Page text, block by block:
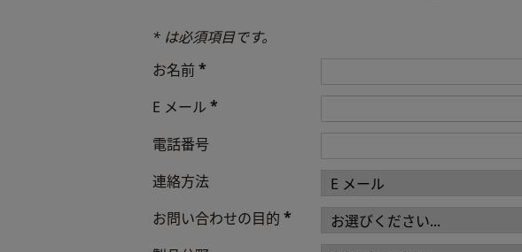
* は必須項目です。
お名前 *
E メール *
電話番号
連絡方法
お問い合わせの目的 *